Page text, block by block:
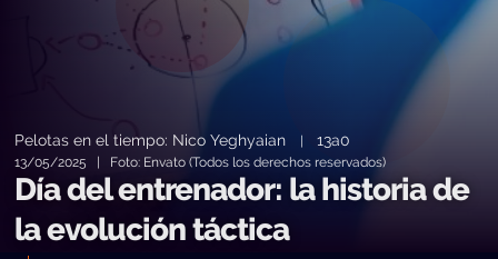
Pelotas en el tiempo: Nico Yeghyaian |13a0
13/05/2025 | Foto: Envato (Todos los derechos reservados)
Día del entrenador: la historia de
la evolución táctica